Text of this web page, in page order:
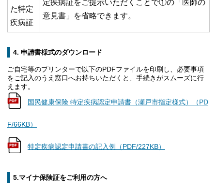
た特定
疾病証
定疾病証をご提示いただくことで①の「医師の
意見書」を省略できます。
4. 申請書様式のダウンロード
ご自宅等のプリンターで以下のPDFファイルを印刷し、必要事項
をご記入のうえ窓口へお持ちいただくと、手続きがスムーズに行
えます。
国民健康保険 特定疾病認定申請書（瀬戸市指定様式）（PD
F/66KB）
特定疾病認定申請書の記入例（PDF/227KB）
5.マイナ保険証をご利用の方へ